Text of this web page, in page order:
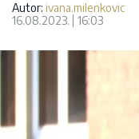
Autor: ivana.milenkovic
16.08.2023.
16:03